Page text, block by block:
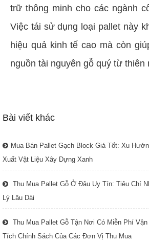
trữ thông minh cho các ngành
Việc tái sử dụng loại pallet này
hiệu quả kinh tế cao mà còn
nguồn tài nguyên gỗ quý từ thiên
Bài viết khác
Mua Bán Pallet Gạch Block Giá Tốt: Xu
Xuất Vật Liệu Xây Dựng Xanh
Thu Mua Pallet Gỗ Ở Đâu Uy Tín: Tiêu Chí
Lý Lâu Dài
Thu Mua Pallet Gỗ Tận Nơi Có Miễn Phí
Tích Chính Sách Của Các Đơn Vị Thu Mua